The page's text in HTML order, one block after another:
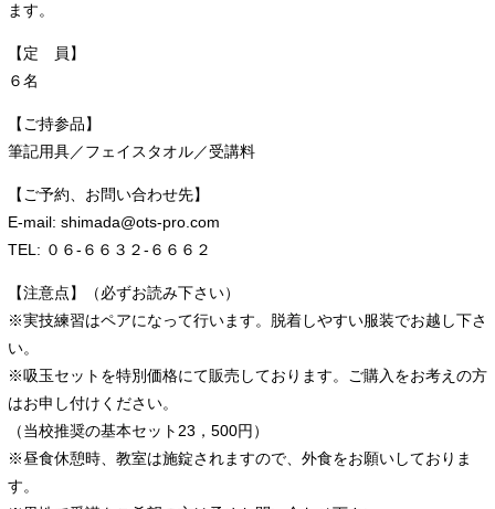
ます。
【定 員】
６名
【ご持参品】
筆記用具／フェイスタオル／受講料
【ご予約、お問い合わせ先】
E-mail: shimada@ots-pro.com
TEL: ０６-６６３２-６６６２
【注意点】（必ずお読み下さい）
※実技練習はペアになって行います。脱着しやすい服装でお越し下さ
い。
※吸玉セットを特別価格にて販売しております。ご購入をお考えの方
はお申し付けください。
（当校推奨の基本セット23，500円）
※昼食休憩時、教室は施錠されますので、外食をお願いしておりま
す。